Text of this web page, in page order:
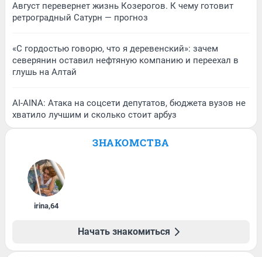
Август перевернет жизнь Козерогов. К чему готовит
ретроградный Сатурн — прогноз
«С гордостью говорю, что я деревенский»: зачем
северянин оставил нефтяную компанию и переехал в
глушь на Алтай
AI-AINA: Атака на соцсети депутатов, бюджета вузов не
хватило лучшим и сколько стоит арбуз
ЗНАКОМСТВА
irina,64
Начать знакомиться